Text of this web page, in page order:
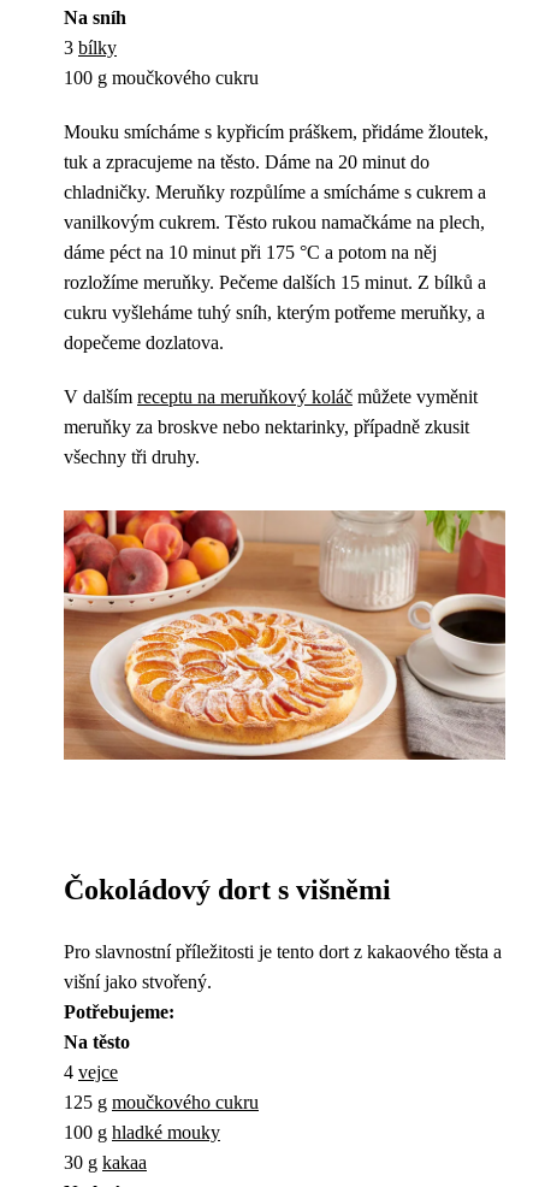
Na sníh
3 bílky
100 g moučkového cukru
Mouku smícháme s kypřicím práškem, přidáme žloutek,
tuk a zpracujeme na těsto. Dáme na 20 minut do
chladničky. Meruňky rozpůlíme a smícháme s cukrem a
vanilkovým cukrem. Těsto rukou namačkáme na plech,
dáme péct na 10 minut při 175 °C a potom na něj
rozložíme meruňky. Pečeme dalších 15 minut. Z bílků a
cukru vyšleháme tuhý sníh, kterým potřeme meruňky, a
dopečeme dozlatova.
V dalším receptu na meruňkový koláč můžete vyměnit
meruňky za broskve nebo nektarinky, případně zkusit
všechny tři druhy.
Čokoládový dort s višněmi
Pro slavnostní příležitosti je tento dort z kakaového těsta a
višní jako stvořený.
Potřebujeme:
Na těsto
4 vejce
125 g moučkového cukru
100 g hladké mouky
30 g kakaa